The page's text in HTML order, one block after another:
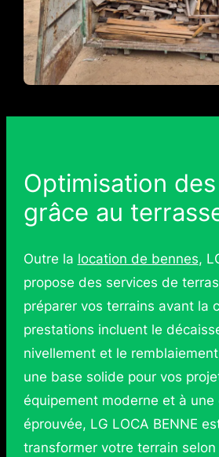
Optimisation
grâce au
Outre la location de bennes,
propose des services de
préparer vos terrains avant la
prestations incluent le
nivellement et le
une base solide pour vos
équipement moderne et à une
éprouvée, LG LOCA BENNE
transformer votre terrain selon